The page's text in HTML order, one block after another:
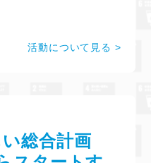
活動について見る
総合計画